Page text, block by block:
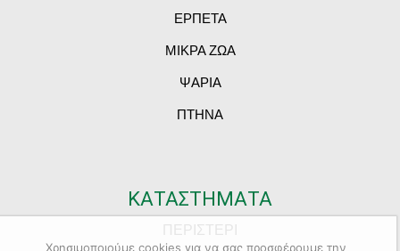
ΕΡΠΕΤΑ
ΜΙΚΡΑ ΖΩΑ
ΨΑΡΙΑ
ΠΤΗΝΑ
ΚΑΤΑΣΤΗΜΑΤΑ
Χρησιμοποιούμε cookies για να σας προσφέρουμε την